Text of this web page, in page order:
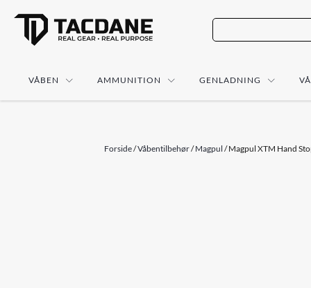
VÅBEN AMMUNITION GENLADNING
Forside/Våbentilbehør/Magpul / Magpul XTM Hand